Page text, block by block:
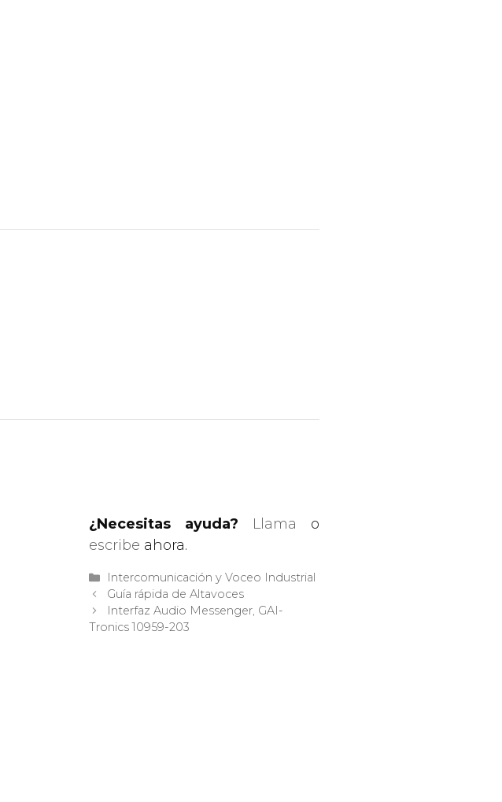
¿Necesitas ayuda? Llama o
escribe ahora.
Categorías
Intercomunicación y Voceo Industrial
Guía rápida de Altavoces
Interfaz Audio Messenger, GAI-
Tronics 10959-203